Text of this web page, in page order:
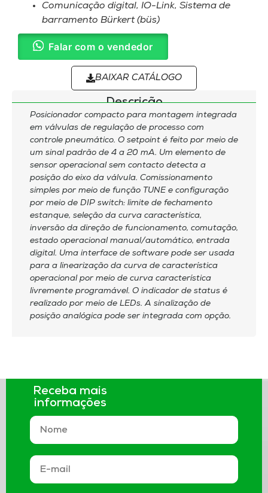
Comunicação digital, IO-Link, Sistema de
barramento Bürkert (büs)
Falar com o vendedor
BAIXAR CATÁLOGO
Descrição
Posicionador compacto para montagem integrada
em válvulas de regulação de processo com
controle pneumático. O setpoint é feito por meio de
um sinal padrão de 4 a 20 mA. Um elemento de
sensor operacional sem contacto detecta a
posição do eixo da válvula. Comissionamento
simples por meio de função TUNE e configuração
por meio de DIP switch: limite de fechamento
estanque, seleção da curva característica,
inversão da direção de funcionamento, comutação,
estado operacional manual/automático, entrada
digital. Uma interface de software pode ser usada
para a linearização da curva de característica
operacional por meio de curva característica
livremente programável. O indicador de status é
realizado por meio de LEDs. A sinalização de
posição analógica pode ser integrada com opção.
Receba mais
informações